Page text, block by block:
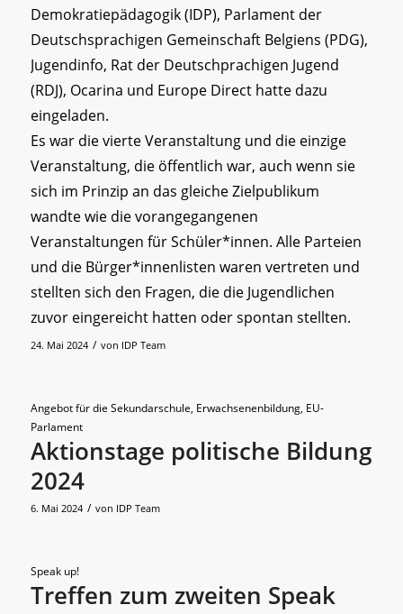
Demokratiepädagogik (IDP), Parlament der
Deutschsprachigen Gemeinschaft Belgiens (PDG),
Jugendinfo, Rat der Deutschprachigen Jugend
(RDJ), Ocarina und Europe Direct hatte dazu
eingeladen.
Es war die vierte Veranstaltung und die einzige
Veranstaltung, die öffentlich war, auch wenn sie
sich im Prinzip an das gleiche Zielpublikum
wandte wie die vorangegangenen
Veranstaltungen für Schüler*innen. Alle Parteien
und die Bürger*innenlisten waren vertreten und
stellten sich den Fragen, die die Jugendlichen
zuvor eingereicht hatten oder spontan stellten.
24. Mai 2024 / von IDP Team
Angebot für die Sekundarschule Erwachsenenbildung, EU-
Parlament
Aktionstage politische Bildung
2024
6. Mai 2024 / von IDP Team
Speak up!
Treffen zum zweiten Speak